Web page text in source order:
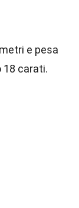
e pesa
18 carati.